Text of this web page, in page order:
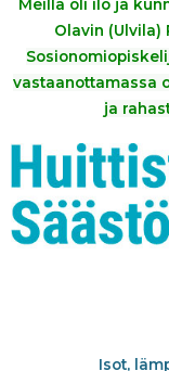
Meillä oli ilo ja
Olavin
vastaanottamassa
ja
Isot,